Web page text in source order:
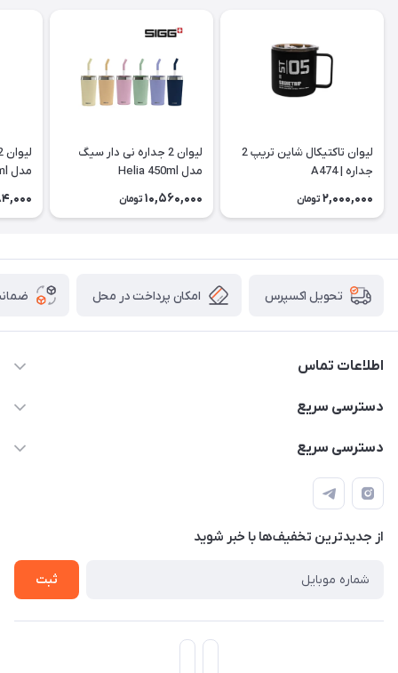
لیوان تاکتیکال شاین تریپ 2
جداره | A474
2,000,000 تومان
لیوان 2 جداره نی دار سیگ
مدل Helia 450ml
10,560,000 تومان
مدل Helia 600ml
تحویل اکسپرس امکان پرداخت در محل
اطلاعات تماس
۰۹۳۵۶۰۴۰۳۶۵
سیمای ورزش
دسترسی سریع
اسکیت فلایینگ ایگل
اسکیت دخترانه
دسترسی سریع
اسکوتر برقی دخترانه
اسکیت روسز
اسکوتر
از جدید‌ترین تخفیف‌ها با‌ خبر شوید
ثبت